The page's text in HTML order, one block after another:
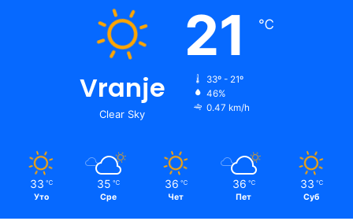
Vranje
Clear Sky
21 ℃
33º - 21º
46%
0.47 km/h
33 ℃
Уто
35 ℃
Сре
36 ℃
Чет
36 ℃
Пет
33 ℃
Суб